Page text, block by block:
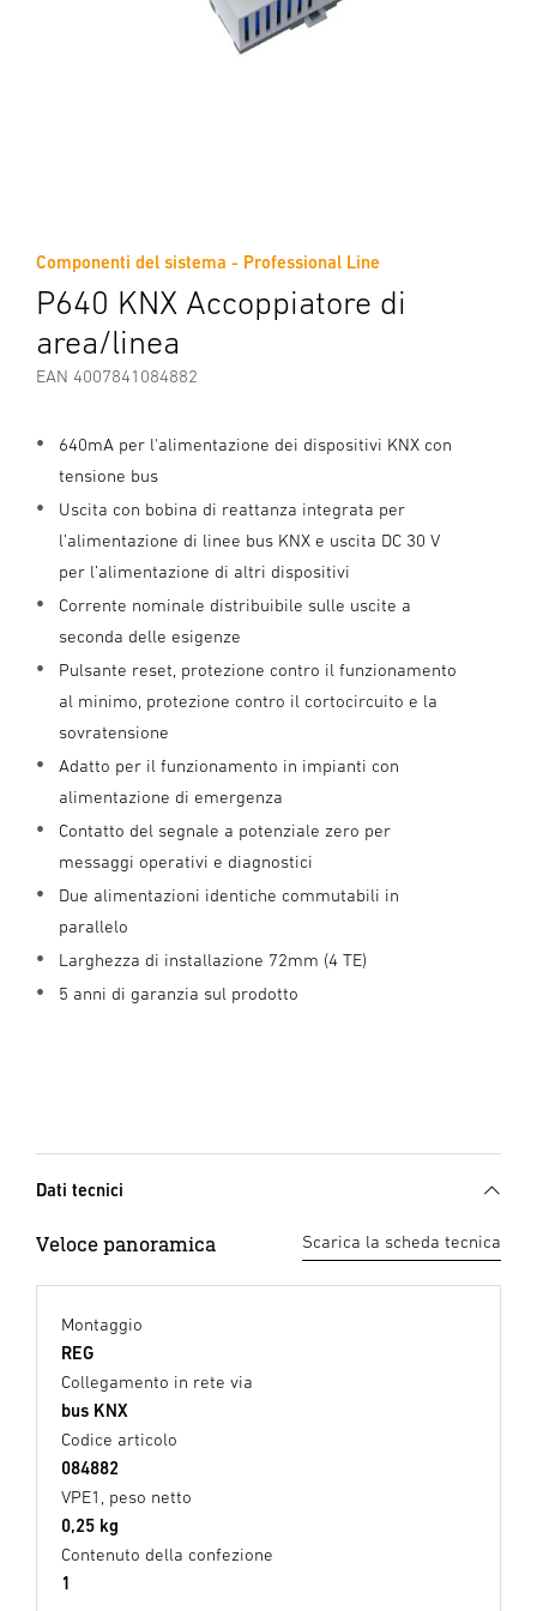
Componenti del sistema - Professional Line
P640 KNX Accoppiatore di
area/linea
EAN 4007841084882
640mA per l'alimentazione dei dispositivi KNX con
tensione bus
Uscita con bobina di reattanza integrata per
l’alimentazione di linee bus KNX e uscita DC 30 V
per l’alimentazione di altri dispositivi
Corrente nominale distribuibile sulle uscite a
seconda delle esigenze
Pulsante reset, protezione contro il funzionamento
al minimo, protezione contro il cortocircuito e la
sovratensione
Adatto per il funzionamento in impianti con
alimentazione di emergenza
Contatto del segnale a potenziale zero per
messaggi operativi e diagnostici
Due alimentazioni identiche commutabili in
parallelo
Larghezza di installazione 72mm (4 TE)
5 anni di garanzia sul prodotto
Dati tecnici
Veloce panoramica Scarica la scheda tecnica
Montaggio
REG
Collegamento in rete via
bus KNX
Codice articolo
084882
VPE1, peso netto
0,25 kg
Contenuto della confezione
1